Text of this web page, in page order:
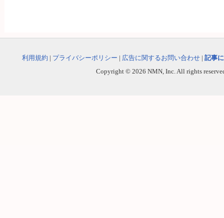
利用規約 | プライバシーポリシー | 広告に関するお問い合わせ | 記事
Copyright © 2026 NMN, Inc. All rights